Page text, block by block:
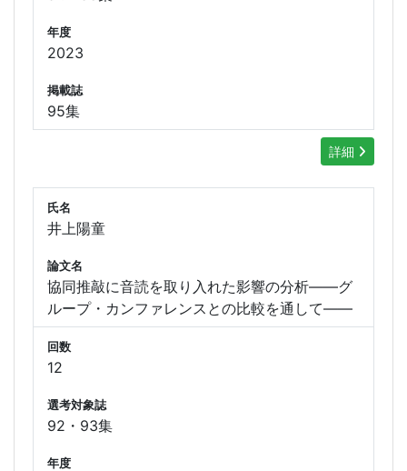
年度
2023
掲載誌
95集
詳細
氏名
井上陽童
論文名
協同推敲に音読を取り入れた影響の分析――グ
ループ・カンファレンスとの比較を通して――
回数
12
選考対象誌
92・93集
年度